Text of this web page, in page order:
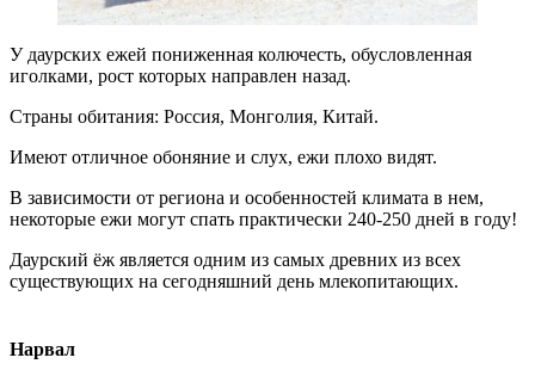
У даурских ежей пониженная колючесть, обусловленная
иголками, рост которых направлен назад.
Страны обитания: Россия, Монголия, Китай.
Имеют отличное обоняние и слух, ежи плохо видят.
В зависимости от региона и особенностей климата в нем,
некоторые ежи могут спать практически 240-250 дней в году!
Даурский ёж является одним из самых древних из всех
существующих на сегодняшний день млекопитающих.
Нарвал